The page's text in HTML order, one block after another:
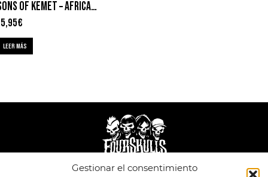
Gestionar el consentimiento
SONS OF KEMET – AFRICAN COSMOLOGY
€
LEER MÁS